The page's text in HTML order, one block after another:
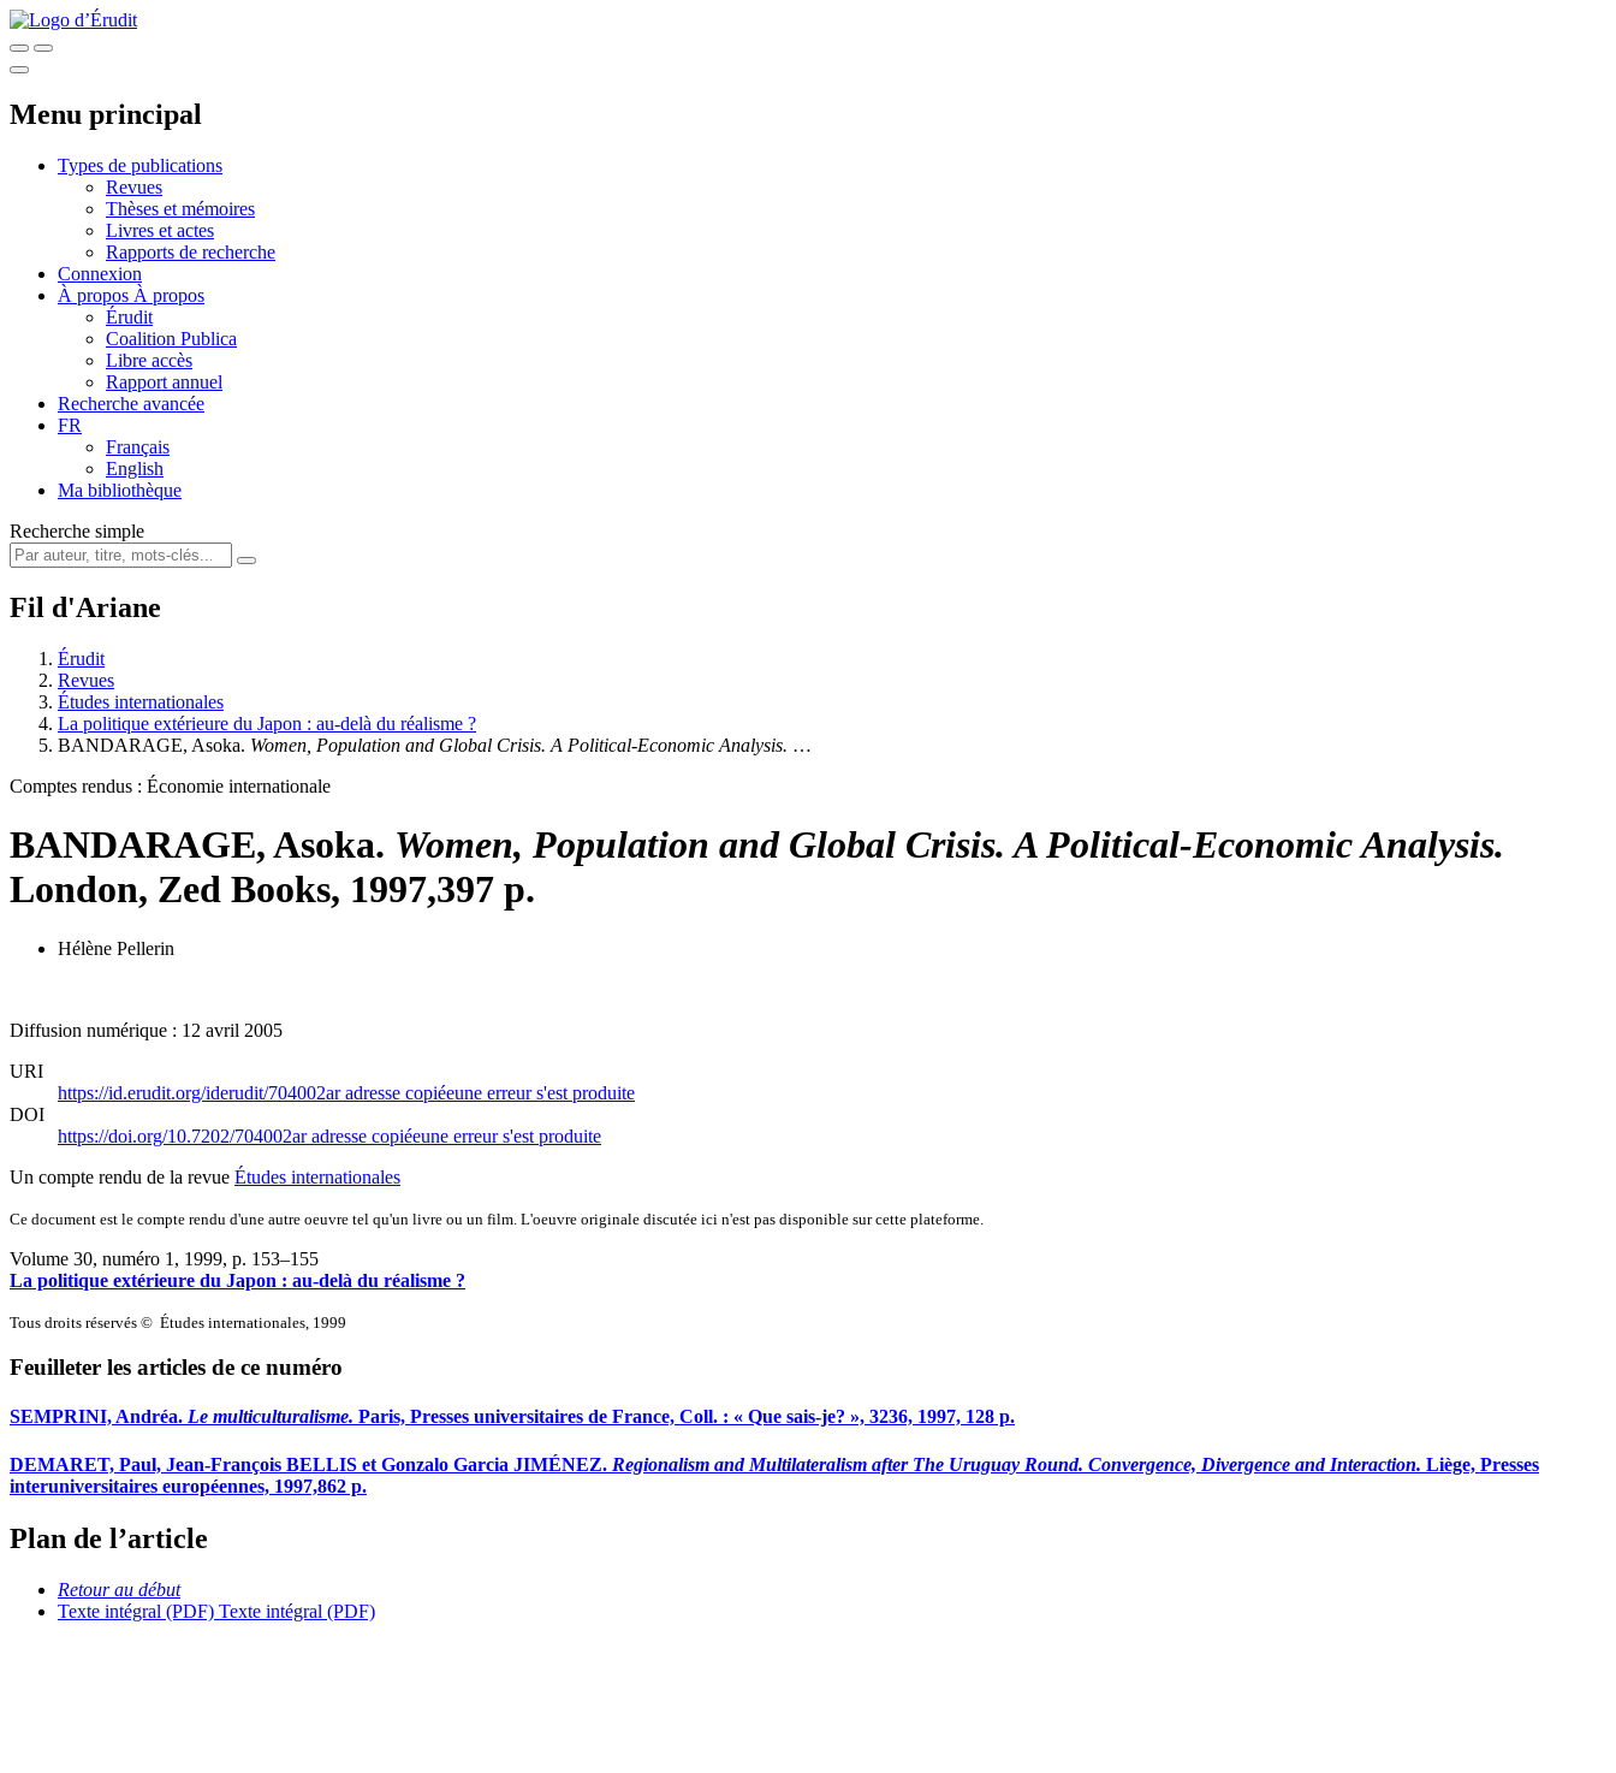
Menu principal
Types de publications
Revues
Thèses et mémoires
Livres et actes
Rapports de recherche
Connexion
À propos À propos
Érudit
Coalition Publica
Libre accès
Rapport annuel
Recherche avancée
FR
Français
English
Ma bibliothèque
Recherche simple
Fil d'Ariane
Érudit
Revues
Études internationales
La politique extérieure du Japon : au-delà du réalisme ?
BANDARAGE, Asoka. Women, Population and Global Crisis. A Political-Economic Analysis. …
Comptes rendus : Économie internationale
BANDARAGE, Asoka. Women, Population and Global Crisis. A Political-Economic Analysis.
London, Zed Books, 1997,397 p.
Hélène Pellerin
Diffusion numérique : 12 avril 2005
URI
https://id.erudit.org/iderudit/704002aradresse copiéeune erreur s'est produite
DOI
https://doi.org/10.7202/704002aradresse copiéeune erreur s'est produite
Un compte rendu de la revue Études internationales
Ce document est le compte rendu d'une autre oeuvre tel qu'un livre ou un film. L'oeuvre originale discutée ici n'est pas disponible sur cette plateforme.
Volume 30, numéro 1, 1999, p. 153–155
La politique extérieure du Japon : au-delà du réalisme ?
Tous droits réservés © Études internationales, 1999
Feuilleter les articles de ce numéro
SEMPRINI, Andréa. Le multiculturalisme. Paris, Presses universitaires de France, Coll. : « Que sais-je? », 3236, 1997, 128 p.
DEMARET, Paul, Jean-François BELLIS et Gonzalo Garcia JIMÉNEZ. Regionalism and Multilateralism after The Uruguay Round. Convergence, Divergence and Interaction. Liège, Presses
interuniversitaires européennes, 1997,862 p.
Plan de l’article
Retour au début
Texte intégral (PDF) Texte intégral (PDF)